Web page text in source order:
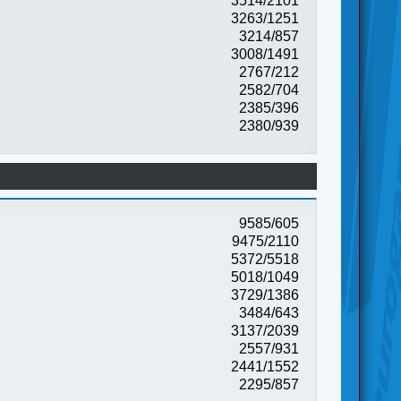
3263/1251
3214/857
3008/1491
2767/212
2582/704
2385/396
2380/939
9585/605
9475/2110
5372/5518
5018/1049
3729/1386
3484/643
3137/2039
2557/931
2441/1552
2295/857